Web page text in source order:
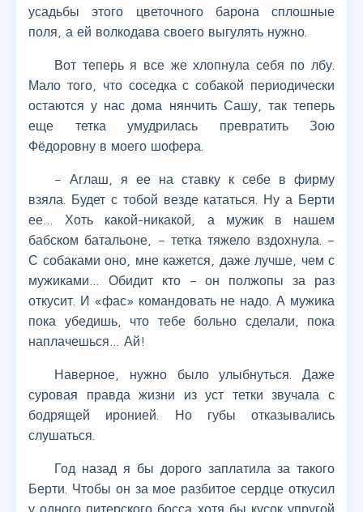
усадьбы этого цветочного барона сплошные
поля, а ей волкодава своего выгулять нужно.
Вот теперь я все же хлопнула себя по лбу.
Мало того, что соседка с собакой периодически
остаются у нас дома нянчить Сашу, так теперь
еще тетка умудрилась превратить Зою
Фёдоровну в моего шофера.
– Аглаш, я ее на ставку к себе в фирму
взяла. Будет с тобой везде кататься. Ну а Берти
ее… Хоть какой-никакой, а мужик в нашем
бабском батальоне, – тетка тяжело вздохнула. –
С собаками оно, мне кажется, даже лучше, чем с
мужиками… Обидит кто – он полжопы за раз
откусит. И «фас» командовать не надо. А мужика
пока убедишь, что тебе больно сделали, пока
наплачешься… Ай!
Наверное, нужно было улыбнуться. Даже
суровая правда жизни из уст тетки звучала с
бодрящей иронией. Но губы отказывались
слушаться.
Год назад я бы дорого заплатила за такого
Берти. Чтобы он за мое разбитое сердце откусил
у одного питерского босса хотя бы кусок упругой